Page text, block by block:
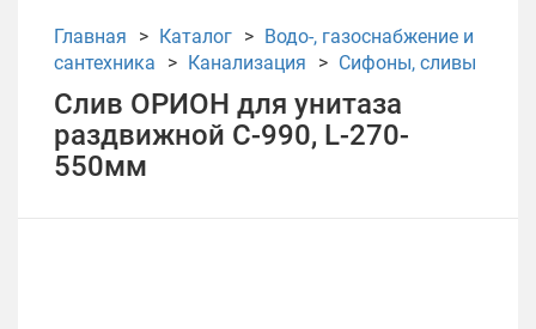
Главная Каталог
Водо-, газоснабжение и
сантехника
Канализация Сифоны, сливы
Слив ОРИОН для унитаза
раздвижной С-990, L-270-
550мм